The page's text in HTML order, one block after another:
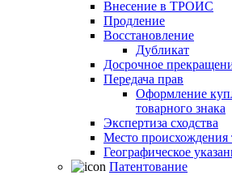
Внесение в ТРОИС
Продление
Восстановление
Дубликат
Досрочное
Передача прав
Оформление
товарного знака
Экспертиза сходства
Место
Географическое
Патентование